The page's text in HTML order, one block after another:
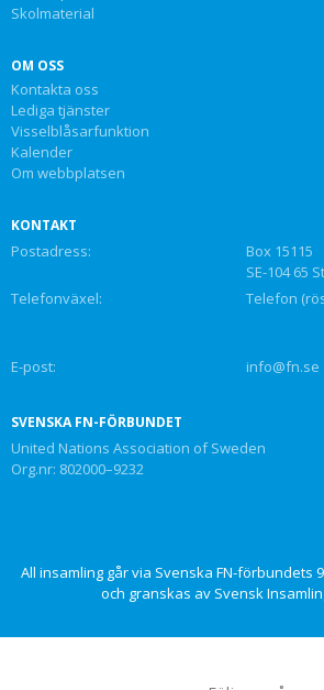
Skolmaterial
OM OSS
Kontakta oss
Lediga tjänster
Visselblåsarfunktion
Kalender
Om webbplatsen
KONTAKT
Postadress:
Box 15115
SE-104 65
Telefonväxel:
Telefon
E-post: info@fn.se
SVENSKA FN-FÖRBUNDET
United Nations Association of Sweden
Org.nr: 802000–9232
All insamling går via Svenska FN-förbundets
och granskas av Svensk